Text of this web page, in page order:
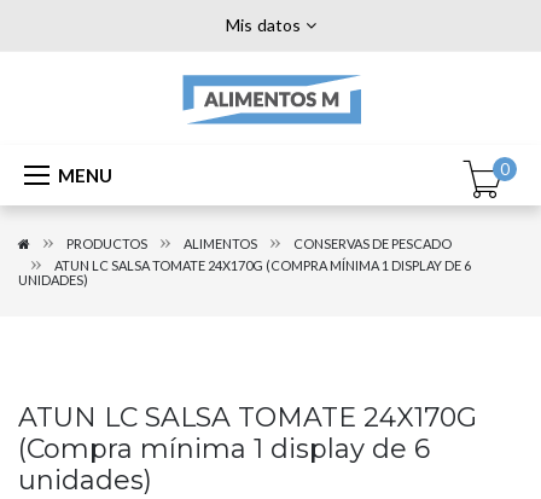
Mis datos
MENU 0
PRODUCTOS ALIMENTOS
CONSERVAS DE PESCADO
ATUN LC SALSA TOMATE 24X170G (COMPRA MÍNIMA 1 DISPLAY DE 6
UNIDADES)
ATUN LC SALSA TOMATE 24X170G
(Compra mínima 1 display de 6
unidades)